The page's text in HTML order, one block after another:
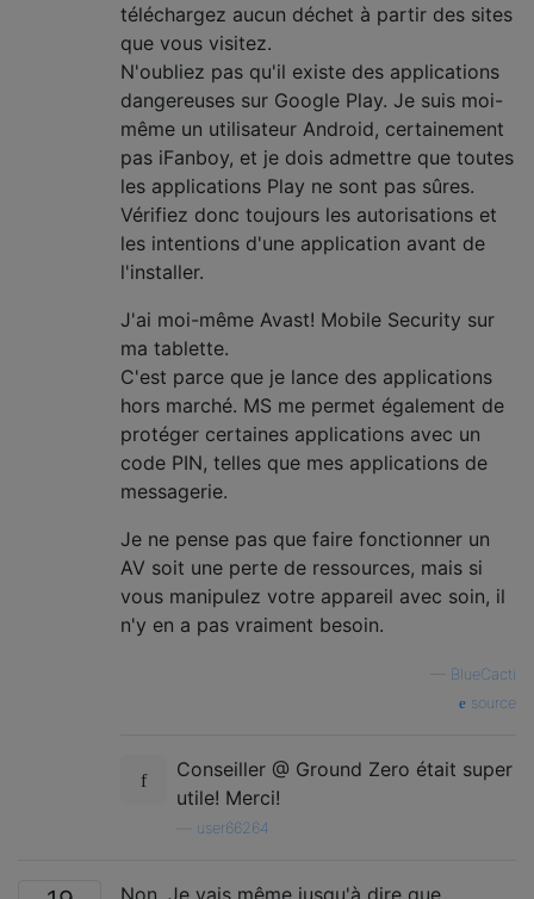
téléchargez aucun déchet à partir des sites
que vous visitez.
N'oubliez pas qu'il existe des applications
dangereuses sur Google Play. Je suis moi-
même un utilisateur Android, certainement
pas iFanboy, et je dois admettre que toutes
les applications Play ne sont pas sûres.
Vérifiez donc toujours les autorisations et
les intentions d'une application avant de
l'installer.
J'ai moi-même Avast! Mobile Security sur
ma tablette.
C'est parce que je lance des applications
hors marché. MS me permet également de
protéger certaines applications avec un
code PIN, telles que mes applications de
messagerie.
Je ne pense pas que faire fonctionner un
AV soit une perte de ressources, mais si
vous manipulez votre appareil avec soin, il
n'y en a pas vraiment besoin.
BlueCacti
source
Conseiller @ Ground Zero était super
utile! Merci!
user66264
Non. Je vais même jusqu'à dire que